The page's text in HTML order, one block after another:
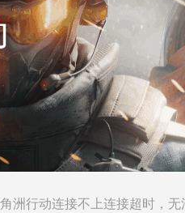
洲行动连接不上连接超时，